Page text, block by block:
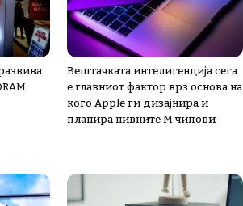
Вештачката интелигенција сега
е главниот фактор врз основа на
кого Apple ги дизајнира и
планира нивните М чипови